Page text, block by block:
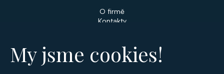
My jsme cookies!
O firmě
Kontakty
Služby